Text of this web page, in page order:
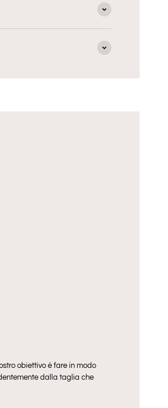
obiettivo è fare in modo
dalla taglia che